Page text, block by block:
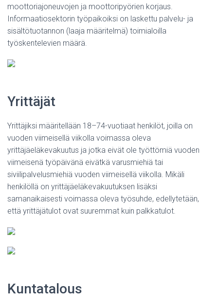
moottoriajoneuvojen ja moottoripyörien korjaus.
Informaatiosektorin työpaikoiksi on laskettu palvelu- ja
sisältötuotannon (laaja määritelmä) toimialoilla
työskentelevien määrä.
Yrittäjät
Yrittäjiksi määritellään 18–74-vuotiaat henkilöt, joilla on
vuoden viimeisellä viikolla voimassa oleva
yrittäjäeläkevakuutus ja jotka eivät ole työttömiä vuoden
viimeisenä työpäivänä eivätkä varusmiehiä tai
siviilipalvelusmiehiä vuoden viimeisellä viikolla. Mikäli
henkilöllä on yrittäjäeläkevakuutuksen lisäksi
samanaikaisesti voimassa oleva työsuhde, edellytetään,
että yrittäjätulot ovat suuremmat kuin palkkatulot.
Kuntatalous